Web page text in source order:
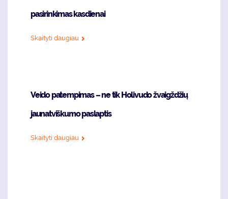
pasirinkimas kasdienai
Skaityti daugiau
Veido patempimas – ne tik Holivudo žvaigždžių
jaunatviškumo paslaptis
Skaityti daugiau